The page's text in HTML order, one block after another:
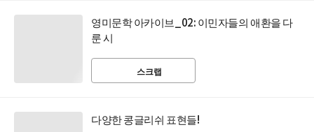
영미문학 아카이브_02: 이민자들의 애환을 다
룬 시
스크랩
다양한 콩글리쉬 표현들!